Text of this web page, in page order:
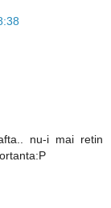
nu-i mai retin